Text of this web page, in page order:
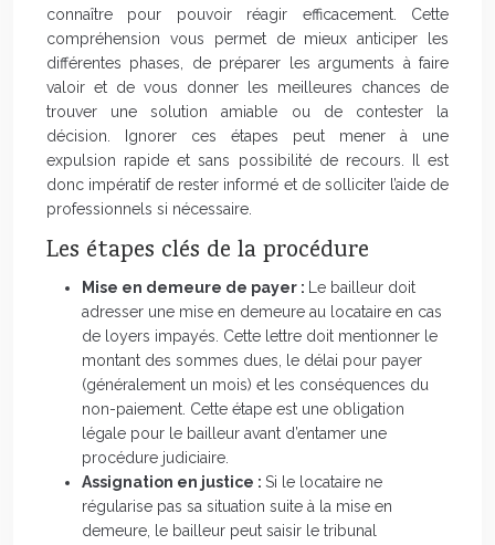
connaître pour pouvoir réagir efficacement. Cette
compréhension vous permet de mieux anticiper les
différentes phases, de préparer les arguments à faire
valoir et de vous donner les meilleures chances de
trouver une solution amiable ou de contester la
décision. Ignorer ces étapes peut mener à une
expulsion rapide et sans possibilité de recours. Il est
donc impératif de rester informé et de solliciter l’aide de
professionnels si nécessaire.
Les étapes clés de la procédure
Mise en demeure de payer :
Le bailleur doit
adresser une mise en demeure au locataire en cas
de loyers impayés. Cette lettre doit mentionner le
montant des sommes dues, le délai pour payer
(généralement un mois) et les conséquences du
non-paiement. Cette étape est une obligation
légale pour le bailleur avant d’entamer une
procédure judiciaire.
Assignation en justice : Si le locataire ne
régularise pas sa situation suite à la mise en
demeure, le bailleur peut saisir le tribunal